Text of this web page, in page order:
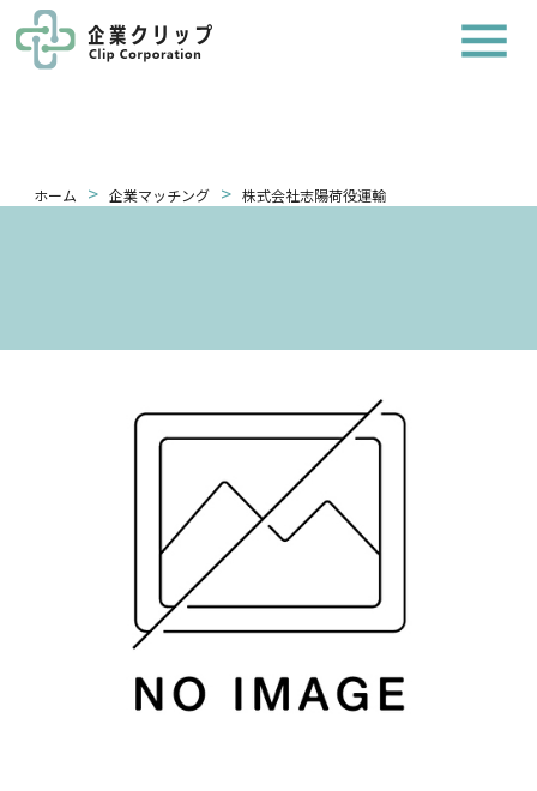
ホーム > 企業マッチング > 株式会社志陽荷役運輸